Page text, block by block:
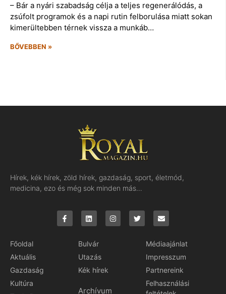
– Bár a nyári szabadság célja a teljes regenerálódás, a
zsúfolt programok és a napi rutin felborulása miatt sokan
kimerültebben térnek vissza a munkáb…
BŐVEBBEN »
Hírek, kék hírek, zöld hírek, gazdaság, sport, életmód,
medicina, ezo és még sok minden más…
Főoldal
Aktuális
Gazdaság
Kultúra
Bulvár
Utazás
Kék hírek
Archívum
Médiaajánlat
Impresszum
Partnereink
Felhasználási